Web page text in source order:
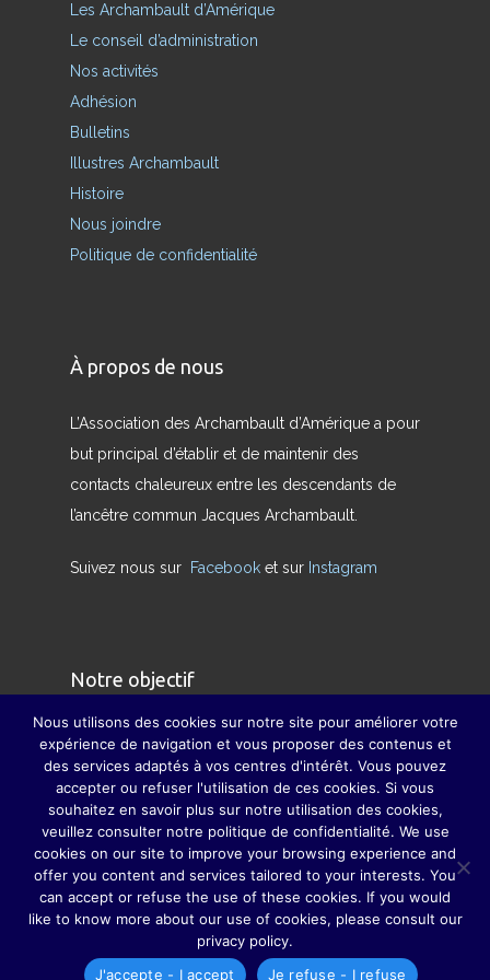
Les Archambault d’Amérique
Le conseil d’administration
Nos activités
Adhésion
Bulletins
Illustres Archambault
Histoire
Nous joindre
Politique de confidentialité
À propos de nous
L’Association des Archambault d’Amérique a pour
but principal d’établir et de maintenir des
contacts chaleureux entre les descendants de
l’ancêtre commun Jacques Archambault.
Suivez nous sur Facebook et sur Instagram
Notre objectif
Nous avons pour but de redonner son sens
véritable à la famille et à pallier, dans la mesure
du possible, la disparition des grandes fêtes de
famille, grâce auxquelles parents, grands-
parents, sœurs, frères, oncles, tantes, cousins et
cousines ne se perdaient guère de vue.
Nous utilisons des cookies sur notre site pour améliorer votre
expérience de navigation et vous proposer des contenus et
des services adaptés à vos centres d'intérêt. Vous pouvez
accepter ou refuser l'utilisation de ces cookies. Si vous
souhaitez en savoir plus sur notre utilisation des cookies,
veuillez consulter notre politique de confidentialité. We use
cookies on our site to improve your browsing experience and
offer you content and services tailored to your interests. You
can accept or refuse the use of these cookies. If you would
like to know more about our use of cookies, please consult our
privacy policy.
J'accepte - I accept
Je refuse - I refuse